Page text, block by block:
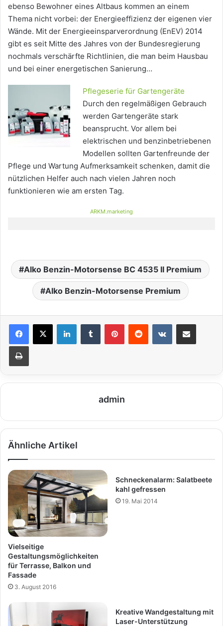
ebenso Bewohner eines Altbaus kommen an einem
Thema nicht vorbei: der Energieeffizienz der eigenen vier
Wände. Mit der Energieeinsparverordnung (EnEV) 2014
gibt es seit Mitte des Jahres von der Bundesregierung
nochmals verschärfte Richtlinien, die man beim Hausbau
und bei einer energetischen Sanierung…
Pflegeserie für Gartengeräte
Durch den regelmäßigen Gebrauch
werden Gartengeräte stark
beansprucht. Vor allem bei
elektrischen und benzinbetriebenen
Modellen sollten Gartenfreunde der
Pflege und Wartung Aufmerksamkeit schenken, damit die
nützlichen Helfer auch nach vielen Jahren noch
funktionieren wie am ersten Tag.
ARKM.marketing
Alko Benzin-Motorsense BC 4535 II Premium
Alko Benzin-Motorsense Premium
admin
Ähnliche Artikel
Vielseitige
Gestaltungsmöglichkeiten
für Terrasse, Balkon und
Fassade
3. August 2016
Schneckenalarm: Salatbeete
kahl gefressen
19. Mai 2014
Kreative Wandgestaltung mit
Laser-Unterstützung